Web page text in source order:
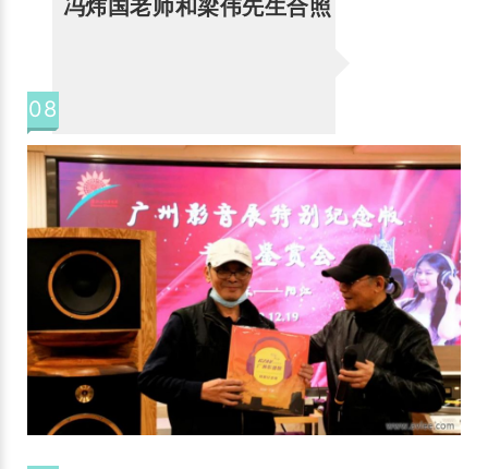
08
冯炜国老师和梁伟先生合照